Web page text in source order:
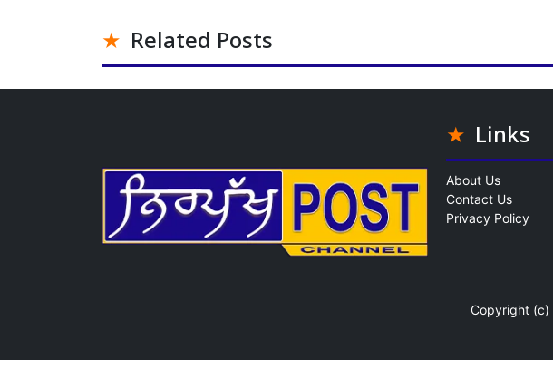
Related Posts
Links
About Us
Contact Us
Privacy Policy
Copyright (c)